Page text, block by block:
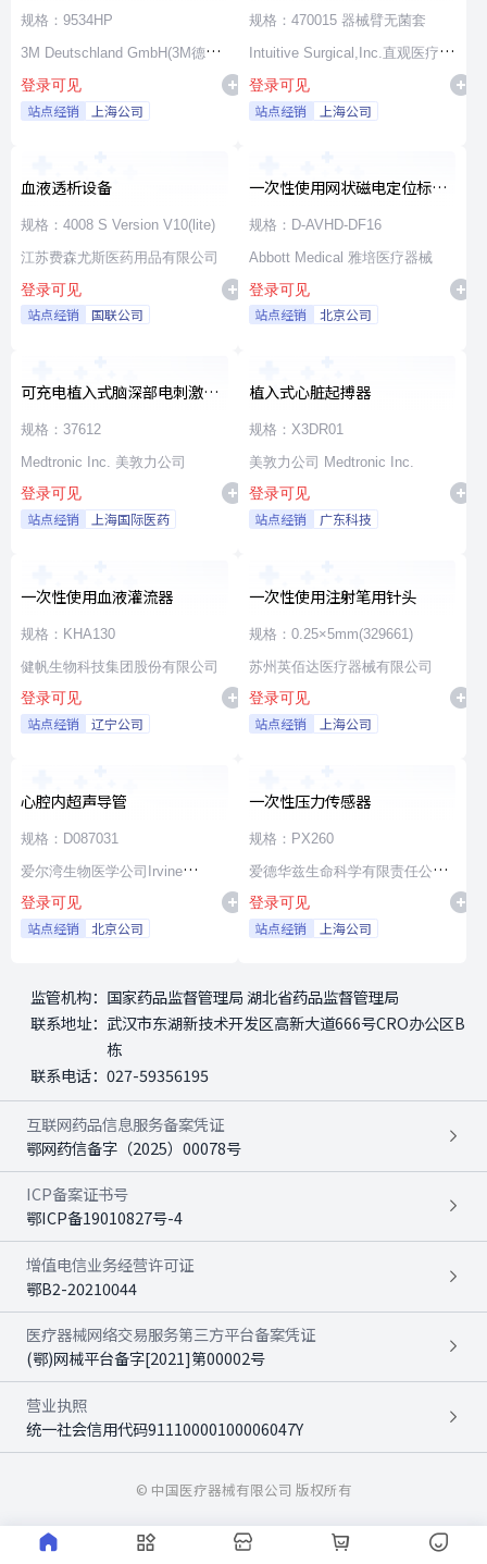
规格：9534HP
3M Deutschland GmbH(3M德国
公司)
登录可见
站点经销 上海公司
源器械和附件
规格：470015 器械臂无菌套
Intuitive Surgical,Inc.直观医疗公
司
登录可见
站点经销 上海公司
血液透析设备
规格：4008 S Version V10(lite)
江苏费森尤斯医药用品有限公司
登录可见
站点经销 国联公司
一次性使用网状磁电定位标测
导管
规格：D-AVHD-DF16
Abbott Medical 雅培医疗器械
登录可见
站点经销 北京公司
可充电植入式脑深部电刺激脉
冲发生器套件
规格：37612
Medtronic Inc. 美敦力公司
登录可见
站点经销 上海国际医药
植入式心脏起搏器
规格：X3DR01
美敦力公司 Medtronic Inc.
登录可见
站点经销 广东科技
一次性使用血液灌流器
规格：KHA130
健帆生物科技集团股份有限公司
登录可见
站点经销 辽宁公司
一次性使用注射笔用针头
规格：0.25×5mm(329661)
苏州英佰达医疗器械有限公司
登录可见
站点经销 上海公司
心腔内超声导管
规格：D087031
爱尔湾生物医学公司Irvine
Biomedical,Inc. a St. Jude
Medical Company
登录可见
站点经销 北京公司
一次性压力传感器
规格：PX260
爱德华兹生命科学有限责任公司
Edwards Lifesciences LLC
登录可见
站点经销 上海公司
监管机构： 国家药品监督管理局 湖北省药品监督管理局
联系地址： 武汉市东湖新技术开发区高新大道666号CRO办公区B
栋
联系电话： 027-59356195
互联网药品信息服务备案凭证
鄂网药信备字（2025）00078号
ICP备案证书号
鄂ICP备19010827号-4
增值电信业务经营许可证
鄂B2-20210044
医疗器械网络交易服务第三方平台备案凭证
(鄂)网械平台备字[2021]第00002号
营业执照
统一社会信用代码91110000100006047Y
© 中国医疗器械有限公司 版权所有